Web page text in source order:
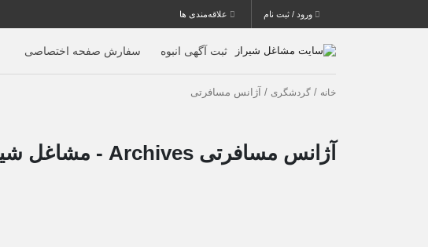
ورود / ثبت نام علاقه‌مندی ها
ثبت آگهی انبوه سفارش صفحه اختصاصی
خانه / گردشگری / آژانس مسافرتی
آژانس مسافرتی Archives - مشاغل شیراز | مشاغل فارس